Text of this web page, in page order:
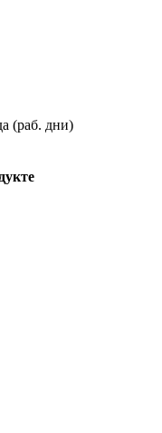
(раб. дни)